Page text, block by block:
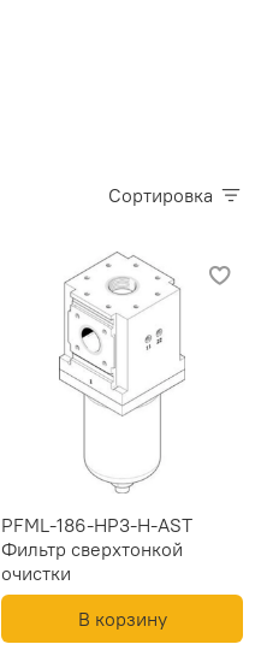
Сортировка
PFML-186-HP3-H-AST
Фильтр сверхтонкой
очистки
В корзину